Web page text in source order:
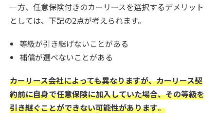
一方、任意保険付きのカーリースを選択するデメリット
としては、下記の2点が考えられます。
等級が引き継げないことがある
補償が選べないことがある
カーリース会社によっても異なりますが、カーリース契
約前に自身で任意保険に加入していた場合、その等級を
引き継ぐことができない可能性があります。